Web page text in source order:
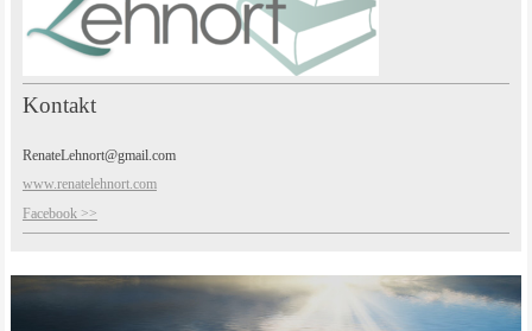
Kontakt
RenateLehnort@gmail.com
www.renatelehnort.com
Facebook >>